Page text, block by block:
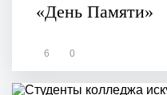
«День Памяти»
6 0